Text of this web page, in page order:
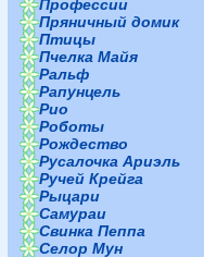
Профессии
Пряничный домик
Птицы
Пчелка Майя
Ральф
Рапунцель
Рио
Роботы
Рождество
Русалочка Ариэль
Ручей Крейга
Рыцари
Самураи
Свинка Пеппа
Селор Мун